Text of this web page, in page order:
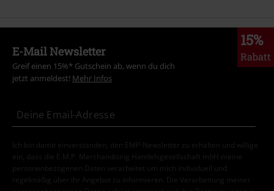
15%
Rabatt
E-Mail Newsletter
Greif einen 15%* Gutschein ab, wenn du dich
jetzt anmeldest! Mehr Infos
Ich bin damit einverstanden, den EMP-Newsletter zu erhalten und willige
ein, dass die E.M.P. Merchandising Handelsgesellschaft mbH meine
personenbezogenen Daten verarbeitet um mich individuell und
regelmäßig über ihr Angebot zu informieren. Die Verarbeitung meiner